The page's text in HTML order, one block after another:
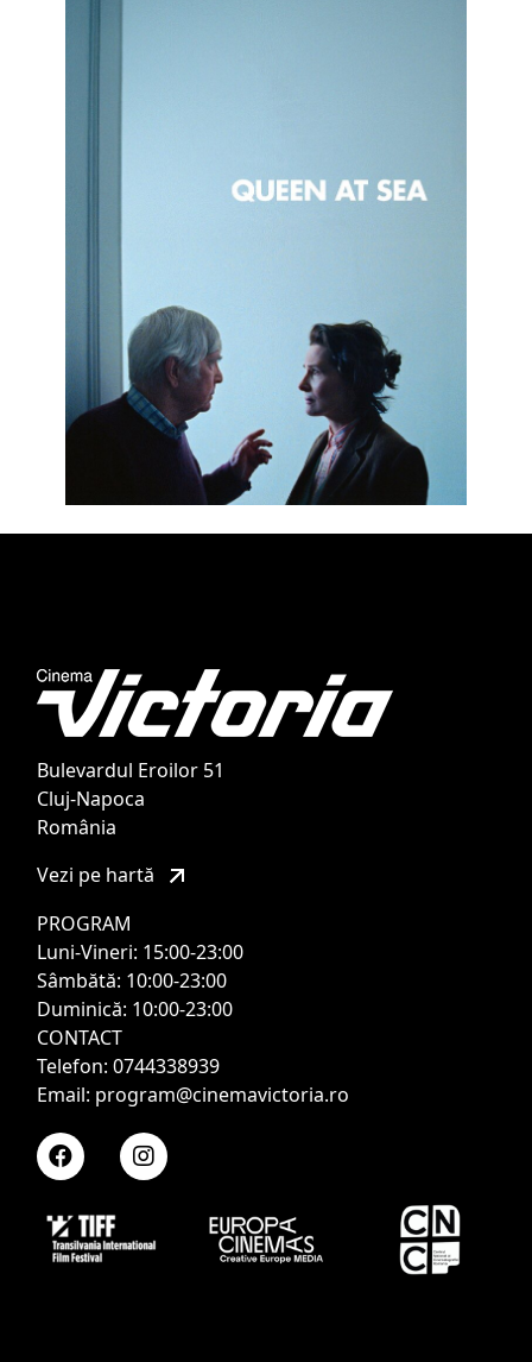
Bulevardul Eroilor 51
Cluj-Napoca
România
Vezi pe hartă
PROGRAM
Luni-Vineri: 15:00-23:00
Sâmbătă: 10:00-23:00
Duminică: 10:00-23:00
CONTACT
Telefon: 0744338939
Email: program@cinemavictoria.ro